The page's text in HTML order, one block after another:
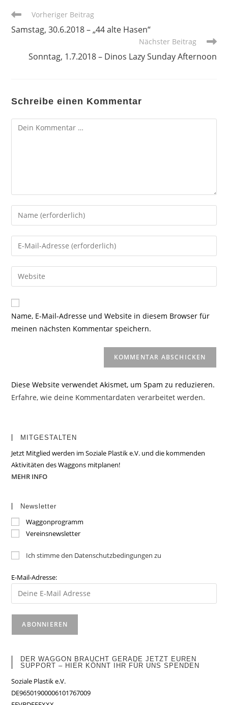
Weitere
ansehen
Vorheriger Beitrag
Samstag, 30.6.2018 – „44 alte Hasen“
Nächster Beitrag
Sonntag, 1.7.2018 – Dinos Lazy Sunday Afternoon
Schreibe einen Kommentar
Kommentar
Gib
deinen
Namen
oder
zum
Kommentieren
ein
Gib
deine
E-
Mail-
zum
Kommentieren
ein
Gib
deine
Website-
URL
Name, E-Mail-Adresse und Website in diesem Browser für
meinen nächsten Kommentar speichern.
Diese Website verwendet Akismet, um Spam zu reduzieren.
Erfahre, wie deine Kommentardaten verarbeitet werden.
MITGESTALTEN
Jetzt Mitglied werden im Soziale Plastik e.V. und die kommenden
Aktivitäten des Waggons mitplanen!
MEHR INFO
Newsletter
Waggonprogramm
Vereinsnewsletter
Ich stimme den Datenschutzbedingungen zu
E-Mail-Adresse:
DER WAGGON BRAUCHT GERADE JETZT EUREN
SUPPORT – HIER KÖNNT IHR FÜR UNS SPENDEN
Soziale Plastik e.V.
DE96501900006101767009